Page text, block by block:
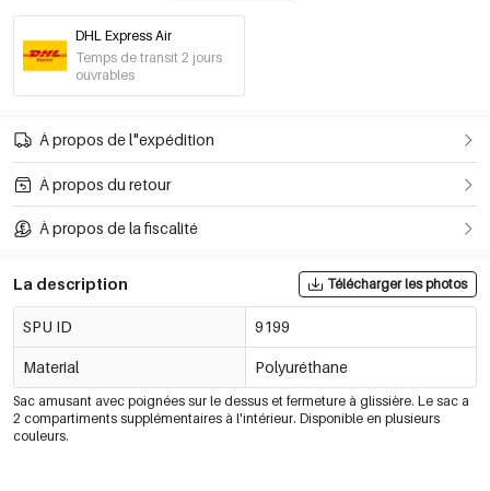
DHL Express Air
Temps de transit 2 jours
ouvrables
À propos de l"expédition
À propos du retour
À propos de la fiscalité
La description Télécharger les photos
SPU ID 9199
Material Polyuréthane
Sac amusant avec poignées sur le dessus et fermeture à glissière. Le sac a
2 compartiments supplémentaires à l'intérieur. Disponible en plusieurs
couleurs.